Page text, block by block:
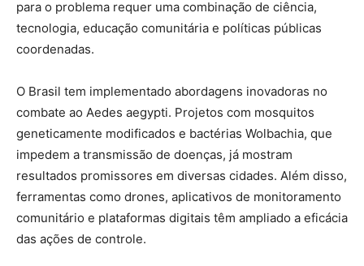
para o problema requer uma combinação de ciência,
tecnologia, educação comunitária e políticas públicas
coordenadas.
O Brasil tem implementado abordagens inovadoras no
combate ao Aedes aegypti. Projetos com mosquitos
geneticamente modificados e bactérias Wolbachia, que
impedem a transmissão de doenças, já mostram
resultados promissores em diversas cidades. Além disso,
ferramentas como drones, aplicativos de monitoramento
comunitário e plataformas digitais têm ampliado a eficácia
das ações de controle.